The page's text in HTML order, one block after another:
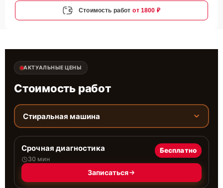
Стоимость работ от 1800 ₽
АКТУАЛЬНЫЕ ЦЕНЫ
Стоимость работ
Стиральная машина
Срочная диагностика
30 мин
Бесплатно
Записаться